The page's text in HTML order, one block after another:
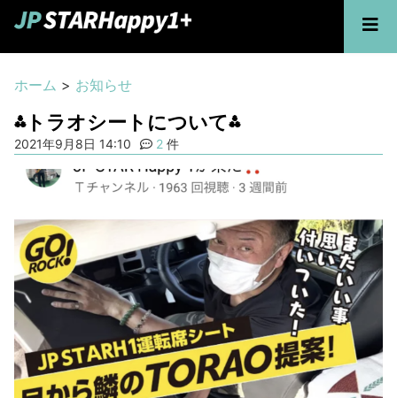
ホーム > お知らせ
⁂トラオシートについて⁂
2021年9月8日 14:10 2 件